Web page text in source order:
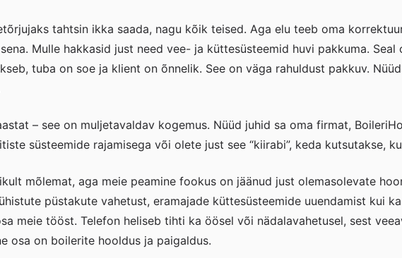
tahtsin ikka saada, nagu kõik teised. Aga elu teeb oma
Mulle hakkasid just need vee- ja küttesüsteemid huvi pakkuma.
tuba on soe ja klient on õnnelik. See on väga rahuldust pakkuv.
– see on muljetavaldav kogemus. Nüüd juhid sa oma firmat,
süsteemide rajamisega või olete just see “kiirabi”, keda kutsutakse,
mõlemat, aga meie peamine fookus on jäänud just olemasolevate
püstakute vahetust, eramajade küttesüsteemide uuendamist kui
meie tööst. Telefon heliseb tihti ka öösel või nädalavahetusel, sest
osa on boilerite hooldus ja paigaldus.